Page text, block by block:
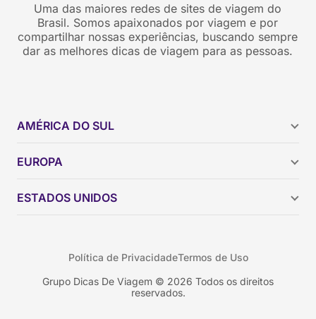
Uma das maiores redes de sites de viagem do
Brasil. Somos apaixonados por viagem e por
compartilhar nossas experiências, buscando sempre
dar as melhores dicas de viagem para as pessoas.
AMÉRICA DO SUL
Brasil
Colômbia
EUROPA
ESTADOS UNIDOS
Nova York
Grupo Dicas De Viagem © 2026 Todos os direitos
reservados.
Política de PrivacidadeTermos de Uso